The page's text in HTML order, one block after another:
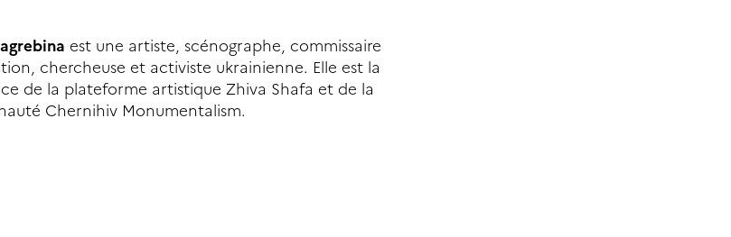
est une artiste, scénographe, commissaire
chercheuse et activiste ukrainienne. Elle est la
de la plateforme artistique Zhiva Shafa et de la
Chernihiv Monumentalism.